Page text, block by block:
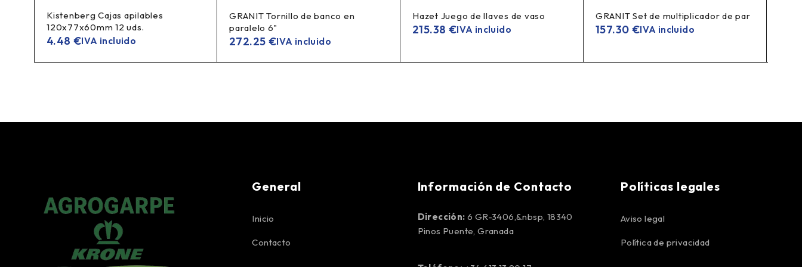
Kistenberg Cajas apilables
120x77x60mm 12 uds.
4.48 €IVA incluido
GRANIT Tornillo de banco en
paralelo 6"
272.25 €IVA incluido
Hazet Juego de llaves de vaso
215.38 €IVA incluido
GRANIT Set de multiplicador de par
157.30 €IVA incluido
General
Inicio
Contacto
Información de Contacto
Dirección: 6 GR-3406,&nbsp, 18340
Pinos Puente, Granada
Políticas legales
Aviso legal
Política de privacidad